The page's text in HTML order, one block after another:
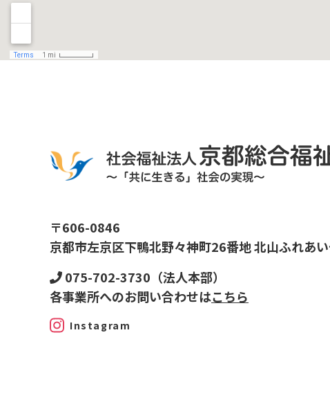
〒606-0846
京都市左京区下鴨北野々神町26番地 北山ふれあ
075-702-3730（法人本部）
各事業所へのお問い合わせはこちら
Instagram